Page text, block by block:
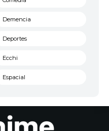
Demencia
Deportes
Ecchi
Espacial
Historico